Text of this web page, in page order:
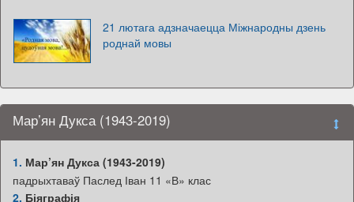
21 лютага адзначаецца Міжнародны дзень
роднай мовы
Мар’ян Дукса (1943-2019)
1. Мар’ян Дукса (1943-2019)
падрыхтаваў Паслед Іван 11 «В» клас
2. Біяграфія